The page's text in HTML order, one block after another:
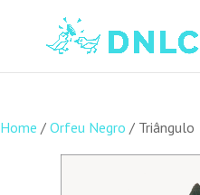
Home / Orfeu Negro / Triângulo